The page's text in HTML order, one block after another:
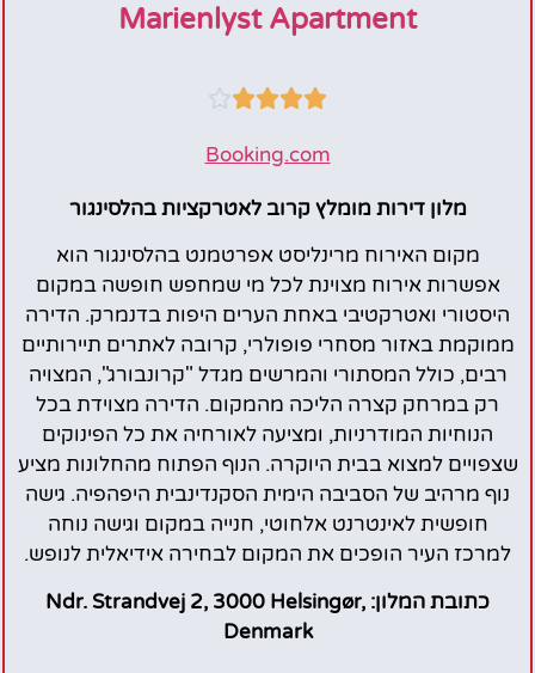
Marienlyst Apartment





Booking.com
מלון דירות מומלץ קרוב לאטרקציות בהלסינגור
מקום האירוח מרינליסט אפרטמנט בהלסינגור הוא
אפשרות אירוח מצוינת לכל מי שמחפש חופשה במקום
היסטורי ואטרקטיבי באחת הערים היפות בדנמרק. הדירה
ממוקמת באזור מסחרי פופולרי, קרובה לאתרים תיירותיים
רבים, כולל המסתורי והמרשים מגדל "קרונבורג", המצויה
רק במרחק קצרה הליכה מהמקום. הדירה מצוידת בכל
הנוחיות המודרניות, ומציעה לאורחיה את כל הפינוקים
שצפויים למצוא בבית היוקרה. הנוף הפתוח מהחלונות מציע
נוף מרהיב של הסביבה הימית הסקנדינבית היפהפיה. גישה
חופשית לאינטרנט אלחוטי, חנייה במקום וגישה נוחה
למרכז העיר הופכים את המקום לבחירה אידיאלית לנופש.
כתובת המלון: Ndr. Strandvej 2, 3000 Helsingør,
Denmark